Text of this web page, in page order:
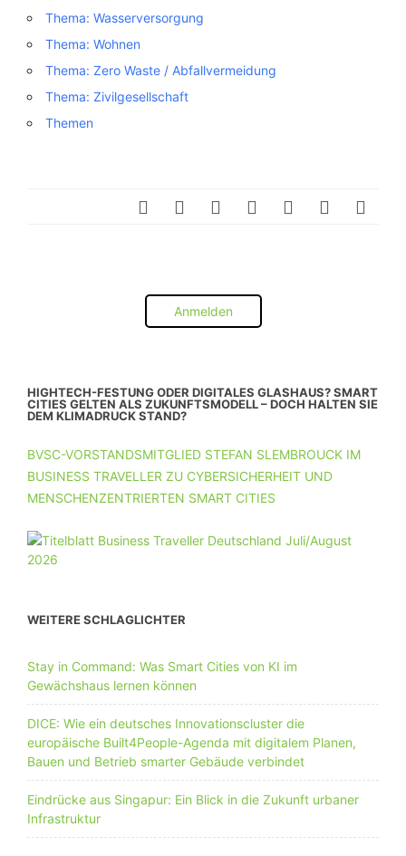
Thema: Wasserversorgung
Thema: Wohnen
Thema: Zero Waste / Abfallvermeidung
Thema: Zivilgesellschaft
Themen
Anmelden
HIGHTECH-FESTUNG ODER DIGITALES GLASHAUS? SMART
CITIES GELTEN ALS ZUKUNFTSMODELL – DOCH HALTEN SIE
DEM KLIMADRUCK STAND?
BVSC-VORSTANDSMITGLIED STEFAN SLEMBROUCK IM
BUSINESS TRAVELLER ZU CYBERSICHERHEIT UND
MENSCHENZENTRIERTEN SMART CITIES
WEITERE SCHLAGLICHTER
Stay in Command: Was Smart Cities von KI im
Gewächshaus lernen können
DICE: Wie ein deutsches Innovationscluster die
europäische Built4People-Agenda mit digitalem Planen,
Bauen und Betrieb smarter Gebäude verbindet
Eindrücke aus Singapur: Ein Blick in die Zukunft urbaner
Infrastruktur